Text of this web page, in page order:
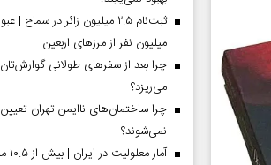
میلیون نفر از مرز‌های اربعین
چرا بعد از سفرهای طولانی
می‌ریزد؟
چرا ساختمان‌های ناایمن تهران
نمی‌شوند؟